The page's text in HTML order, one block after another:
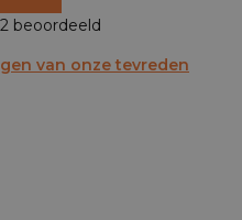
beoordeeld
van onze tevreden